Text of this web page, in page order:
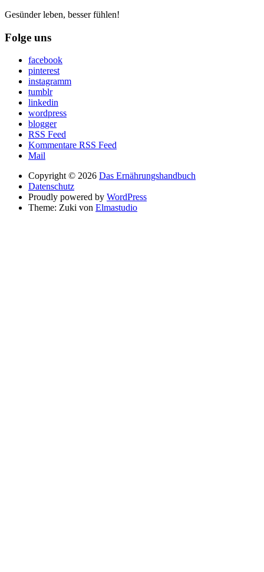
Gesünder leben, besser fühlen!
Folge uns
facebook
pinterest
instagramm
tumblr
linkedin
wordpress
blogger
RSS Feed
Kommentare RSS Feed
Mail
Copyright © 2026 Das Ernährungshandbuch
Datenschutz
Proudly powered by WordPress
Theme: Zuki von Elmastudio